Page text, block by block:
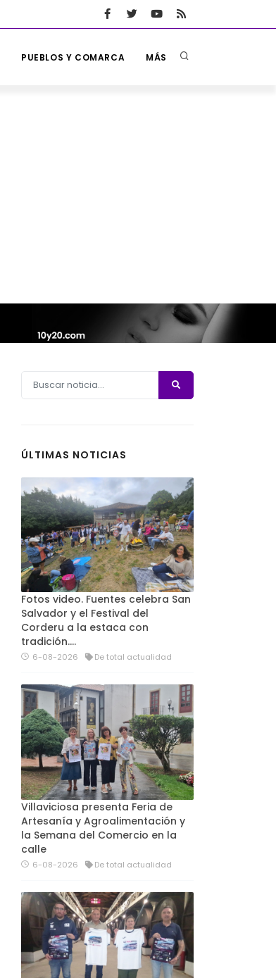
PUEBLOS Y COMARCA MÁS
ÚLTIMAS NOTICIAS
Fotos video. Fuentes celebra San
Salvador y el Festival del
Corderu a la estaca con
tradición....
6-08-2026 De total actualidad
Villaviciosa presenta Feria de
Artesanía y Agroalimentación y
la Semana del Comercio en la
calle
6-08-2026 De total actualidad